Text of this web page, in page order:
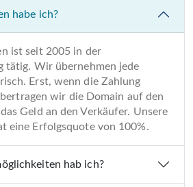
habe ich?
ist seit 2005 in der
tätig. Wir übernehmen jede
Erst, wenn die Zahlung
wir die Domain auf den
Geld an den Verkäufer. Unsere
eine Erfolgsquote von 100%.
hab ich?